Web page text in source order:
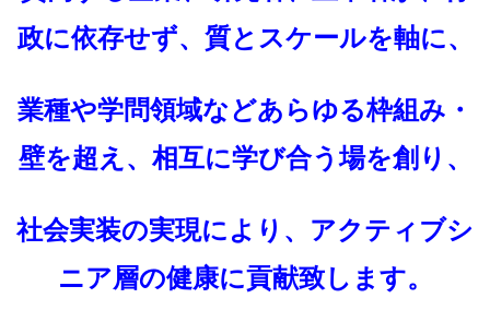
政に依存せず、質とスケールを軸に、
業種や学問領域などあらゆる枠組み・
壁を超え、相互に学び合う場を創り、
社会実装の実現により、アクティブシ
ニア層の健康に貢献致します。